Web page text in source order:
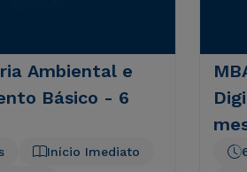
Ambiental e
Básico - 6
Início Imediato